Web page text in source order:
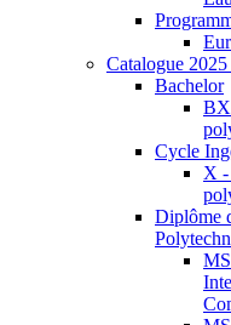
Catalogue
Bachelor
BX
Cycle
X -
Diplôme